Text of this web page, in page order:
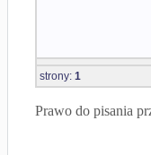
strony: 1
Prawo do pisania